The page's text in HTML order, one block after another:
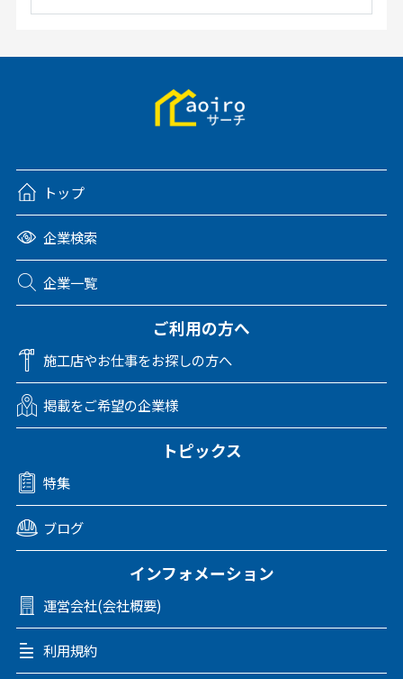
トップ
企業検索
企業一覧
ご利用の方へ
施工店やお仕事をお探しの方へ
掲載をご希望の企業様
トピックス
特集
ブログ
インフォメーション
運営会社(会社概要)
利用規約